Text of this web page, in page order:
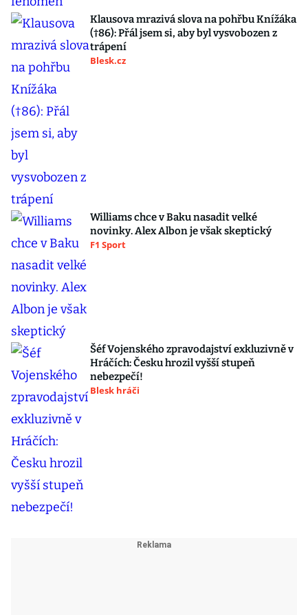
Klausova mrazivá slova na pohřbu Knížáka
(†86): Přál jsem si, aby byl vysvobozen z
trápení
Blesk.cz
Williams chce v Baku nasadit velké
novinky. Alex Albon je však skeptický
F1 Sport
Šéf Vojenského zpravodajství exkluzivně v
Hráčích: Česku hrozil vyšší stupeň
nebezpečí!
Blesk hráči